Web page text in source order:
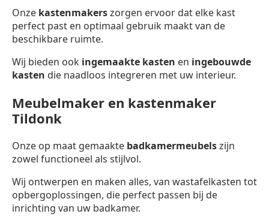
Onze kastenmakerszorgen ervoor dat elke kast
perfect past en optimaal gebruik maakt van de
beschikbare ruimte.
Wij bieden ook ingemaakte kasten en ingebouwde
kasten die naadloos integreren met uw interieur.
Meubelmaker en kastenmaker
Tildonk
Onze op maat gemaakte badkamermeubelszijn
zowel functioneel als stijlvol.
Wij ontwerpen en maken alles, van wastafelkasten tot
opbergoplossingen, die perfect passen bij de
inrichting van uw badkamer.